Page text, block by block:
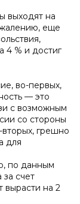
выходят на
еще
4 % и достиг
во-первых,
— это
с возможным
со стороны
грешно
для
по данным
за счет
вырасти на 2